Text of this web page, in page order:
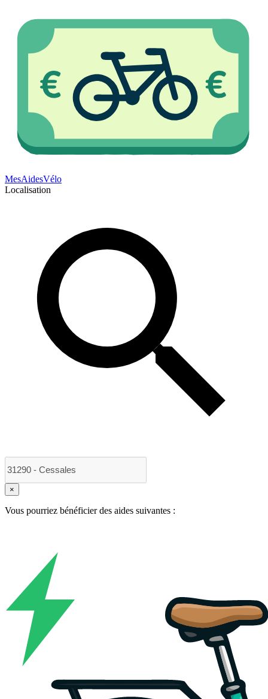
MesAidesVélo
Localisation
×
Vous pourriez bénéficier des aides suivantes :